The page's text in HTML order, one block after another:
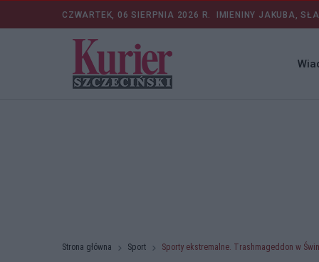
CZWARTEK, 06 SIERPNIA 2026 R. IMIENINY JAKUBA,
Strona główna Sport Sporty ekstremalne. Trashmageddon w